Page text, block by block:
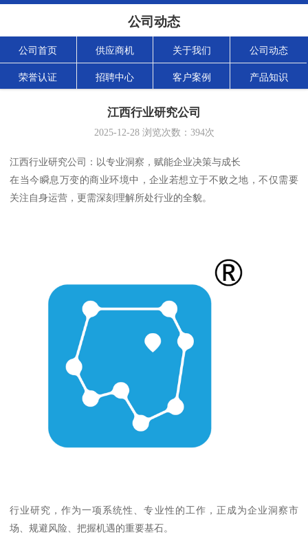
公司动态
公司首页 供应商机 关于我们 公司动态
荣誉认证 招聘中心 客户案例 产品知识
江西行业研究公司
2025-12-28浏览次数： 394次
江西行业研究公司：以专业洞察，赋能企业决策与成长
在当今瞬息万变的商业环境中，企业若想立于不败之地，不仅需要
关注自身运营，更需深刻理解所处行业的全貌。
行业研究，作为一项系统性、专业性的工作，正成为企业洞察市
场、规避风险、把握机遇的重要基石。